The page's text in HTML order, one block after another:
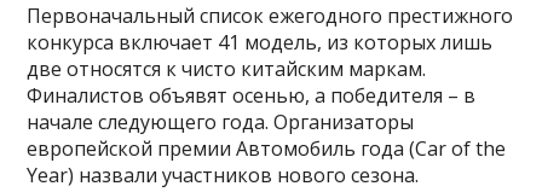
Первоначальный список ежегодного престижного
конкурса включает 41 модель, из которых лишь
две относятся к чисто китайским маркам.
Финалистов объявят осенью, а победителя – в
начале следующего года. Организаторы
европейской премии Автомобиль года (Car of the
Year) назвали участников нового сезона.